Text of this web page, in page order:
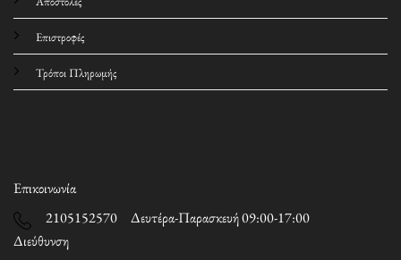
Επιστροφές
Τρόποι Πληρωμής
Επικοινωνία
2105152570 Δευτέρα-Παρασκευή 09:00-17:00
Διεύθυνση